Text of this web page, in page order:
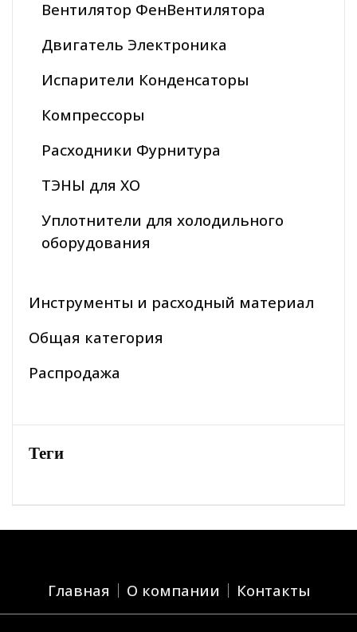
Вентилятор ФенВентилятора
Двигатель Электроника
Испарители Конденсаторы
Компрессоры
Расходники Фурнитура
ТЭНЫ для ХО
Уплотнители для холодильного
оборудования
Инструменты и расходный материал
Общая категория
Распродажа
Теги
Главная О компании Контакты